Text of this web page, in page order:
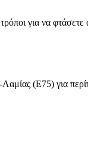
για να
(Ε75) για